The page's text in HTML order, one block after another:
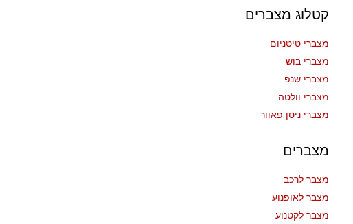
קטלוג מצברים
מצברי טיטניום
מצברי בוש
מצברי שנפ
מצברי וולטה
מצברי ניסן פאוור
מצברים
מצבר לרכב
מצבר לאופנוע
מצבר לקטנוע